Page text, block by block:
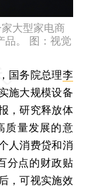
大型家电商
品。 图：视觉
国务院总理李
施大规模设备
，研究释放体
质量发展的意
人消费贷和消
分点的财政贴
，可视实施效